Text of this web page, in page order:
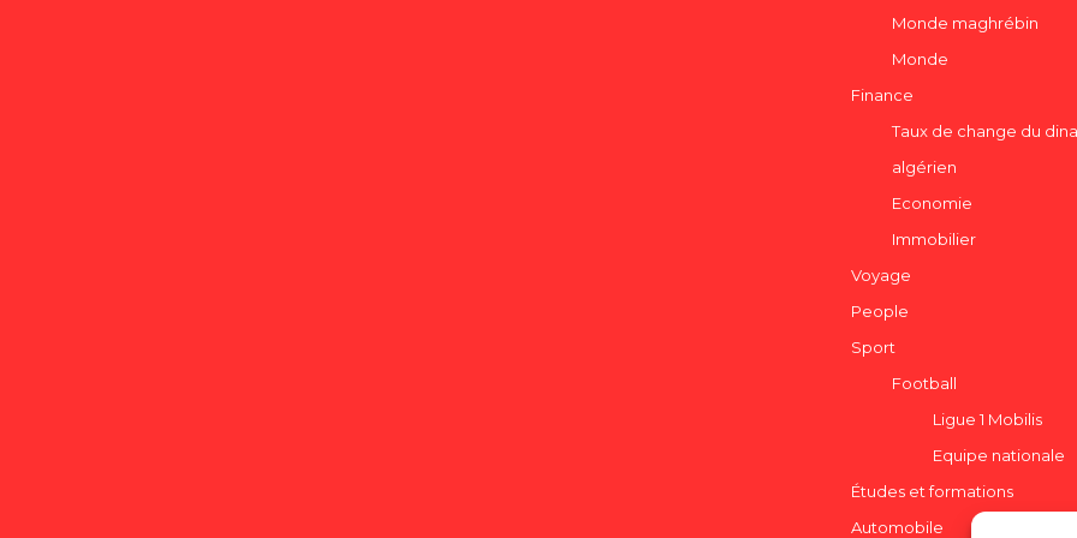
Monde maghrébin
Monde
Finance
Taux de change du
algérien
Economie
Immobilier
Voyage
People
Sport
Football
Ligue 1 Mobilis
Equipe nationale
Études et formations
Automobile